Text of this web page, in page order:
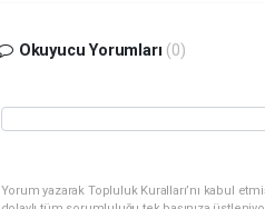
Okuyucu Yorumları (0)
Yorum yazarak Topluluk Kuralları’nı kabul